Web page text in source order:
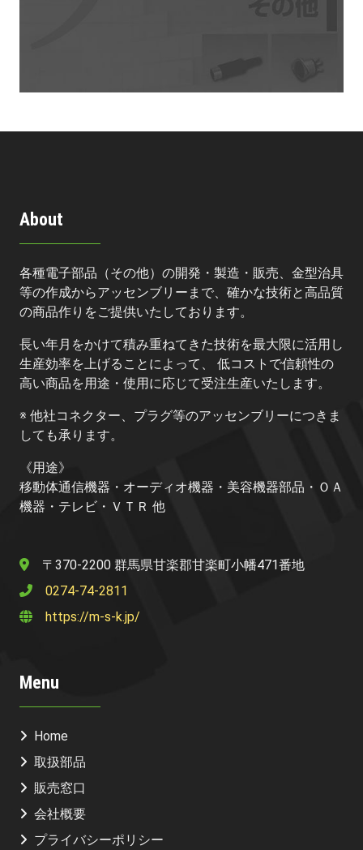
About
各種電子部品（その他）の開発・製造・販売、金型治具
等の作成からアッセンブリーまで、確かな技術と高品質
の商品作りをご提供いたしております。
長い年月をかけて積み重ねてきた技術を最大限に活用し
生産効率を上げることによって、 低コストで信頼性の
高い商品を用途・使用に応じて受注生産いたします。
※ 他社コネクター、プラグ等のアッセンブリーにつきま
しても承ります。
《用途》
移動体通信機器・オーディオ機器・美容機器部品・ＯＡ
機器・テレビ・ＶＴＲ 他
〒370-2200 群馬県甘楽郡甘楽町小幡471番地
0274-74-2811
https://m-s-k.jp/
Menu
Home
取扱部品
販売窓口
会社概要
プライバシーポリシー